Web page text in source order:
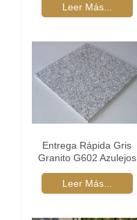
Leer Más...
Entrega Rápida Gris
Granito G602 Azulejos
Leer Más...